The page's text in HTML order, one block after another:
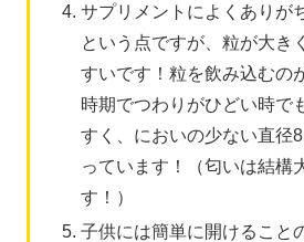
サプリメントによくありが
という点ですが、粒が大き
すいです！粒を飲み込むの
時期でつわりがひどい時で
すく、においの少ない直径
っています！（匂いは結構
す！）
子供には簡単に開けること